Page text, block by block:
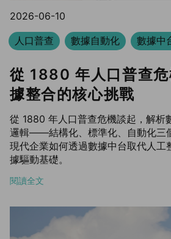
2026-06-10
人口普查
數據自動化 數據中
從 1880 年人口普查
據整合的核心挑戰
從 1880 年人口普查危機談起，解析
邏輯——結構化、標準化、自動化三
現代企業如何透過數據中台取代人工
據驅動基礎。
閱讀全文